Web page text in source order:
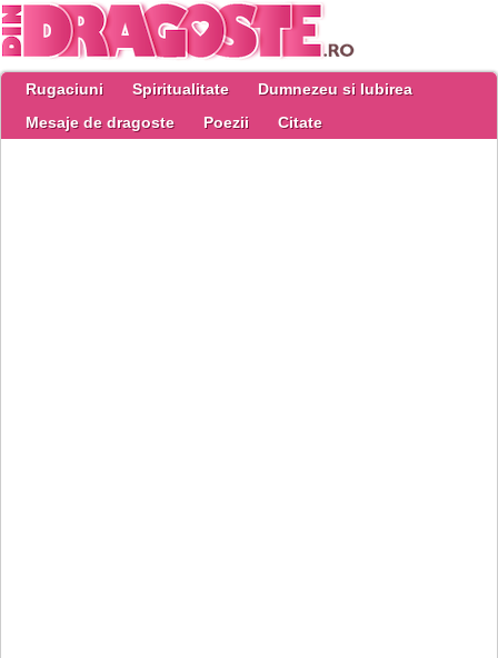
Rugaciuni Spiritualitate
Dumnezeu si Iubirea
Mesaje de dragoste
Poezii Citate